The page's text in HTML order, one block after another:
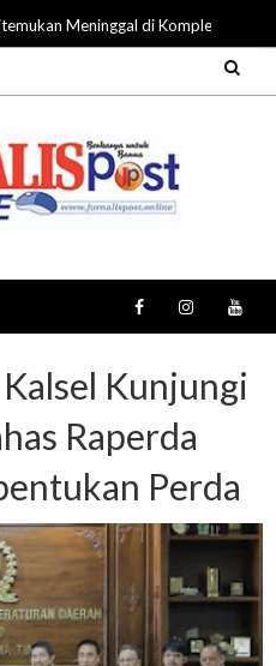
Meninggal di Komplek Pasar
Kunjungi
Raperda
Perda